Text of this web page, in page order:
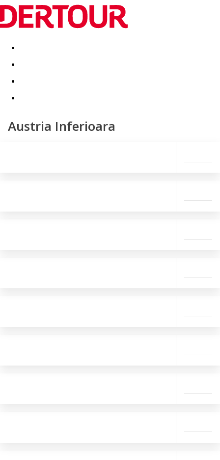
Destinatii Vacanta perfecta OFERTE DE NERATAT
Austria Inferioara